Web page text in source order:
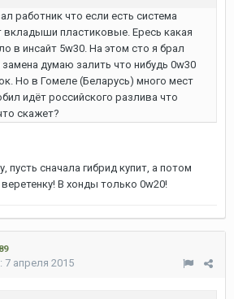
работник что если есть система
вкладыши пластиковые. Ересь какая
в инсайт 5w30. На этом сто я брал
думаю залить что нибудь 0w30
Но в Гомеле (Беларусь) много мест
идёт российского разлива что
скажет?
пусть сначала гибрид купит, а потом
В хонды только 0w20!
89
7 апреля 2015